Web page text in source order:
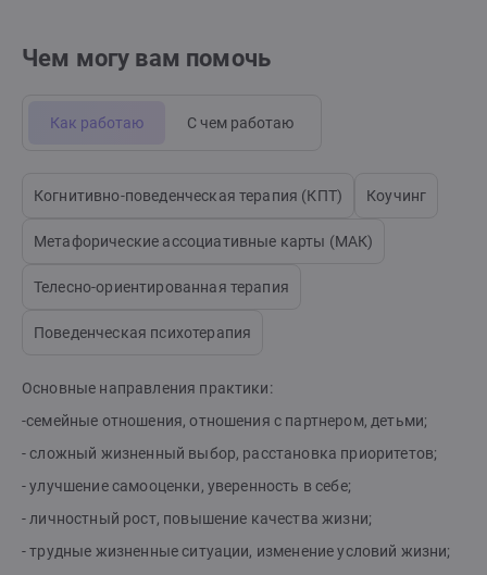
Чем могу вам помочь
Как работаю С чем работаю
Когнитивно-поведенческая терапия (КПТ) Коучинг
Метафорические ассоциативные карты (МАК)
Телесно-ориентированная терапия
Поведенческая психотерапия
Основные направления практики:
-семейные отношения, отношения с партнером, детьми;
- сложный жизненный выбор, расстановка приоритетов;
- улучшение самооценки, уверенность в себе;
- личностный рост, повышение качества жизни;
- трудные жизненные ситуации, изменение условий жизни;